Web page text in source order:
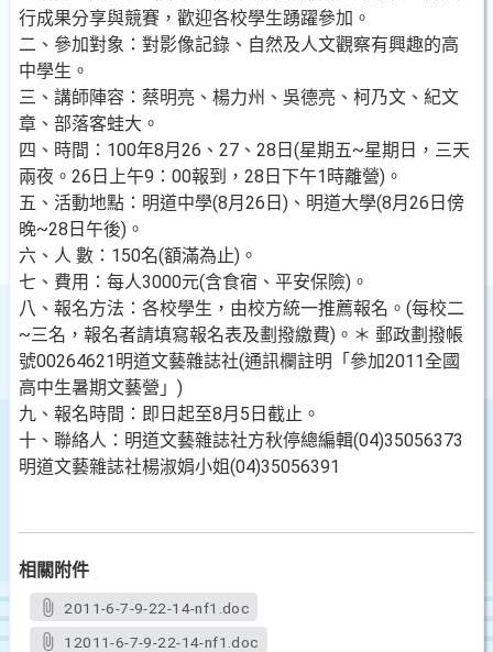
行成果分享與競賽，歡迎各校學生踴躍參加。
二、參加對象：對影像記錄、自然及人文觀察有興趣的高
中學生。
三、講師陣容：蔡明亮、楊力州、吳德亮、柯乃文、紀文
章、部落客蛙大。
四、時間：100年8月26、27、28日(星期五~星期日，三天
兩夜。26日上午9：00報到，28日下午1時離營)。
五、活動地點：明道中學(8月26日)、明道大學(8月26日傍
晚~28日午後)。
六、人 數：150名(額滿為止)。
七、費用：每人3000元(含食宿、平安保險)。
八、報名方法：各校學生，由校方統一推薦報名。(每校二
~三名，報名者請填寫報名表及劃撥繳費)。＊ 郵政劃撥帳
號00264621明道文藝雜誌社(通訊欄註明「參加2011全國
高中生暑期文藝營」)
九、報名時間：即日起至8月5日截止。
十、聯絡人：明道文藝雜誌社方秋停總編輯(04)35056373
明道文藝雜誌社楊淑娟小姐(04)35056391
相關附件
2011-6-7-9-22-14-nf1.doc
12011-6-7-9-22-14-nf1.doc